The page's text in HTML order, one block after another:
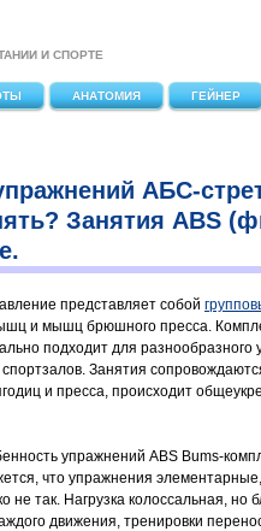
И СПОРТЕ
АНАТОМИЯ ГЕЙНЕР
АБС-
Занятия ABS
представляет собой
и мышц брюшного пресса.
подходит для разнообразного
Занятия
и пресса, происходит
упражнений ABS Bums-
что упражнения
не так. Нагрузка колоссальная, но
движения, тренировки